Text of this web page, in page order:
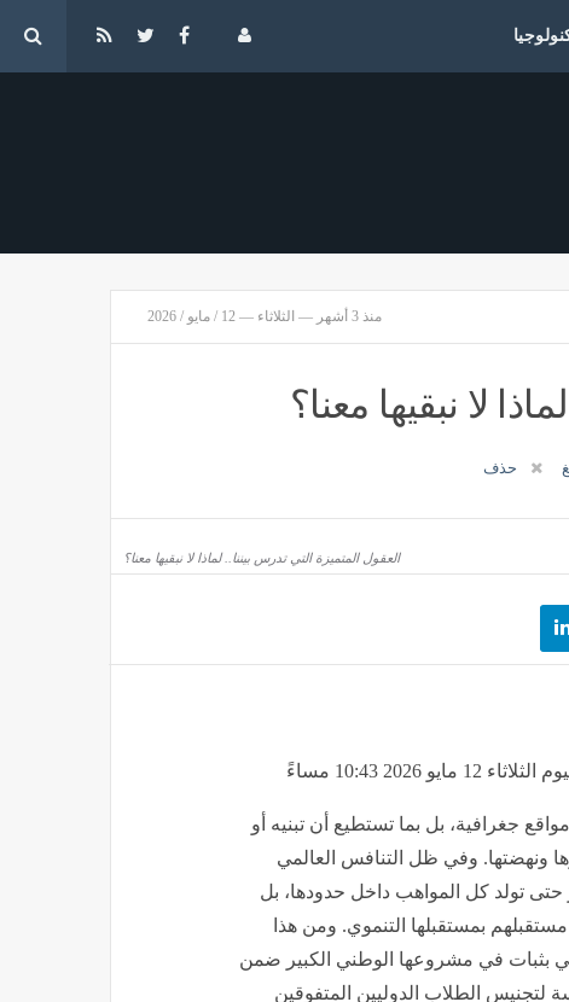
منذ 3 أشهر — الثلاثاء — 12 / مايو / 2026
لا نبقيها معنا؟
حذف
العقول المتميزة التي تدرس بيننا.. لماذا لا نبقيها معنا؟
10:43 مساءً
جغرافية، بل بما تستطيع أن تبنيه أو
ونهضتها. وفي ظل التنافس العالمي
حتى تولد كل المواهب داخل حدودها، بل
بمستقبلها التنموي. ومن هذا
بثبات في مشروعها الوطني الكبير ضمن
لتجنيس الطلاب الدوليين المتفوقين